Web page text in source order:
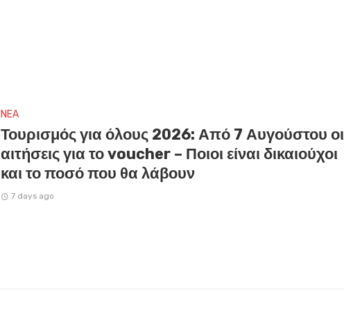
NEA
Τουρισμός για όλους 2026: Από 7 Αυγούστου οι
αιτήσεις για το voucher – Ποιοι είναι δικαιούχοι
και το ποσό που θα λάβουν
7 days ago